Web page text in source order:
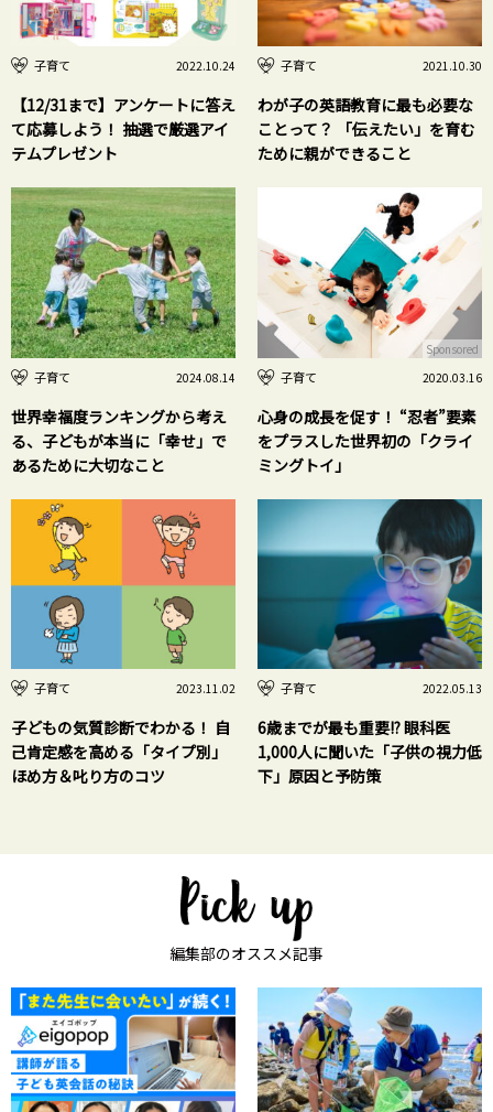
子育て 2022.10.24
【12/31まで】アンケートに答え
て応募しよう！ 抽選で厳選アイ
テムプレゼント
子育て 2021.10.30
わが子の英語教育に最も必要な
ことって？ 「伝えたい」を育む
ために親ができること
子育て 2024.08.14
世界幸福度ランキングから考え
る、子どもが本当に「幸せ」で
あるために大切なこと
子育て 2020.03.16
心身の成長を促す！ “忍者”要素
をプラスした世界初の「クライ
ミングトイ」
Sponsored
子育て 2023.11.02
子どもの気質診断でわかる！ 自
己肯定感を高める「タイプ別」
ほめ方＆叱り方のコツ
子育て 2022.05.13
6歳までが最も重要!? 眼科医
1,000人に聞いた「子供の視力低
下」原因と予防策
編集部のオススメ記事